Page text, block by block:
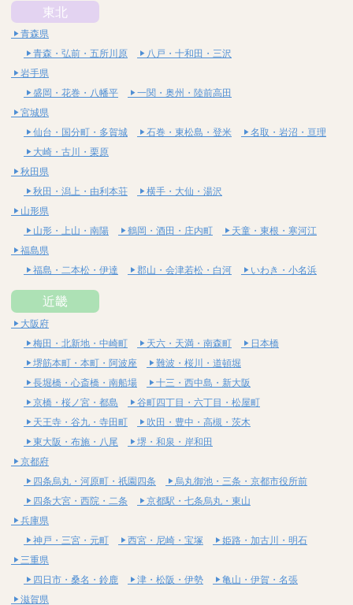
東北
青森県
青森・弘前・五所川原
八戸・十和田・三沢
岩手県
盛岡・花巻・八幡平
一関・奥州・陸前高田
宮城県
仙台・国分町・多賀城
石巻・東松島・登米
名取・岩沼・亘理
大崎・古川・栗原
秋田県
秋田・潟上・由利本荘
横手・大仙・湯沢
山形県
山形・上山・南陽
鶴岡・酒田・庄内町
天童・東根・寒河江
福島県
福島・二本松・伊達
郡山・会津若松・白河 いわき・小名浜
近畿
大阪府
梅田・北新地・中崎町
天六・天満・南森町
日本橋
堺筋本町・本町・阿波座
難波・桜川・道頓堀
長堀橋・心斎橋・南船場
十三・西中島・新大阪
京橋・桜ノ宮・都島
谷町四丁目・六丁目・松屋町
天王寺・谷九・寺田町
吹田・豊中・高槻・茨木
東大阪・布施・八尾
堺・和泉・岸和田
京都府
四条烏丸・河原町・祇園四条
烏丸御池・三条・京都市役所前
四条大宮・西院・二条
京都駅・七条烏丸・東山
兵庫県
神戸・三宮・元町
西宮・尼崎・宝塚
姫路・加古川・明石
三重県
四日市・桑名・鈴鹿
津・松阪・伊勢
亀山・伊賀・名張
滋賀県